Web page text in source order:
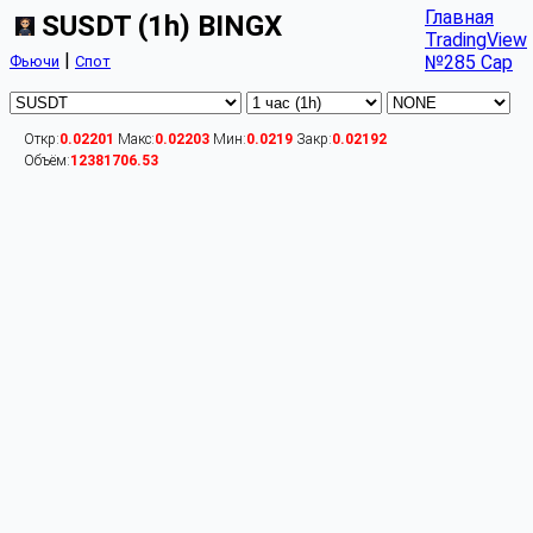
SUSDT (1h) BINGX
Фьючи | Спот
Главная
TradingView
№285 Cap
Откр:0.02201 Макс:0.02203 Мин:0.0219 Закр:0.02192
Объём:12381706.53